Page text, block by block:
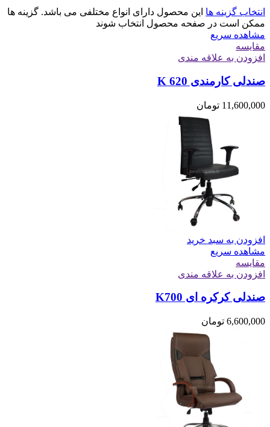
انتخاب گزینه ها این محصول دارای انواع مختلفی می باشد. گزینه ها
ممکن است در صفحه محصول انتخاب شوند
مشاهده سریع
مقایسه
افزودن به علاقه مندی
صندلی کارمندی K 620
11,600,000 تومان
افزودن به سبد خرید
مشاهده سریع
مقایسه
افزودن به علاقه مندی
صندلی کرکره ای K700
6,600,000 تومان